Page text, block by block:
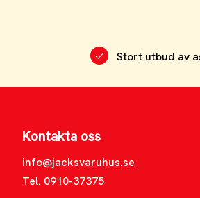
Stort utbud av
Kontakta oss
info@jacksvaruhus.se
Tel. 0910-37375